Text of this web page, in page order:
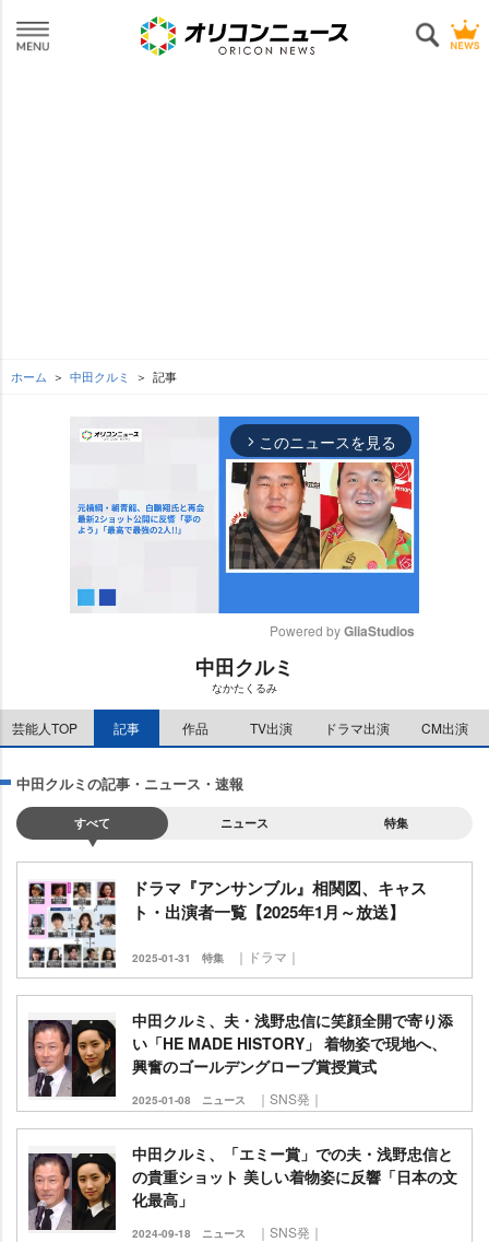
ホーム 中田クルミ 記事
arrow_forward_ios このニュースを見る
e
Powered by GliaStudios
中田クルミ
なかたくるみ
芸能人TOP 記事 作品 TV出演 ドラマ出演 CM出演
中田クルミの記事・ニュース・速報
すべて ニュース 特集
ドラマ『アンサンブル』相関図、キャス
ト・出演者一覧【2025年1月～放送】
2025-01-31 特集 ｜ドラマ｜
中田クルミ、夫・浅野忠信に笑顔全開で寄り添
い「HE MADE HISTORY」 着物姿で現地へ、
興奮のゴールデングローブ賞授賞式
2025-01-08 ニュース ｜SNS発｜
中田クルミ、「エミー賞」での夫・浅野忠信と
の貴重ショット 美しい着物姿に反響「日本の文
化最高」
2024-09-18 ニュース ｜SNS発｜